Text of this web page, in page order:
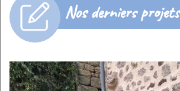
Nos derniers projets